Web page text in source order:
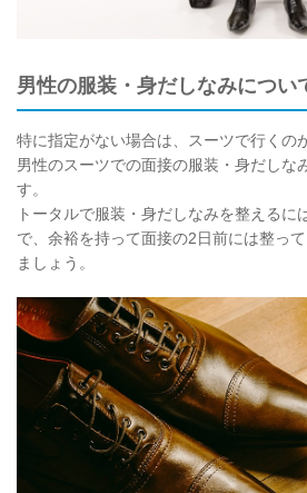
男性の服装・身だしなみについ
特に指定がない場合は、スーツで行くの
男性のスーツでの面接の服装・身だしな
す。
トータルで服装・身だしなみを整えるに
で、余裕を持って面接の2日前には整っ
ましょう。